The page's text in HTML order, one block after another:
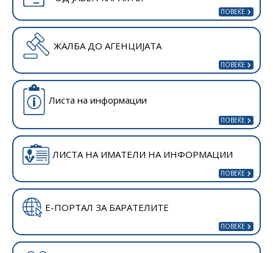
ЖАЛБА ДО АГЕНЦИЈАТА
Листа на информации
ЛИСТА НА ИМАТЕЛИ НА ИНФОРМАЦИИ
Е-ПОРТАЛ ЗА БАРАТЕЛИТЕ